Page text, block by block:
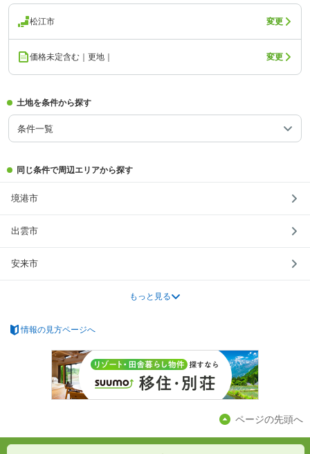
松江市 変更
価格未定含む｜更地｜ 変更
土地を条件から探す
条件一覧
同じ条件で周辺エリアから探す
境港市
出雲市
安来市
もっと見る
情報の見方ページへ
ページの先頭へ